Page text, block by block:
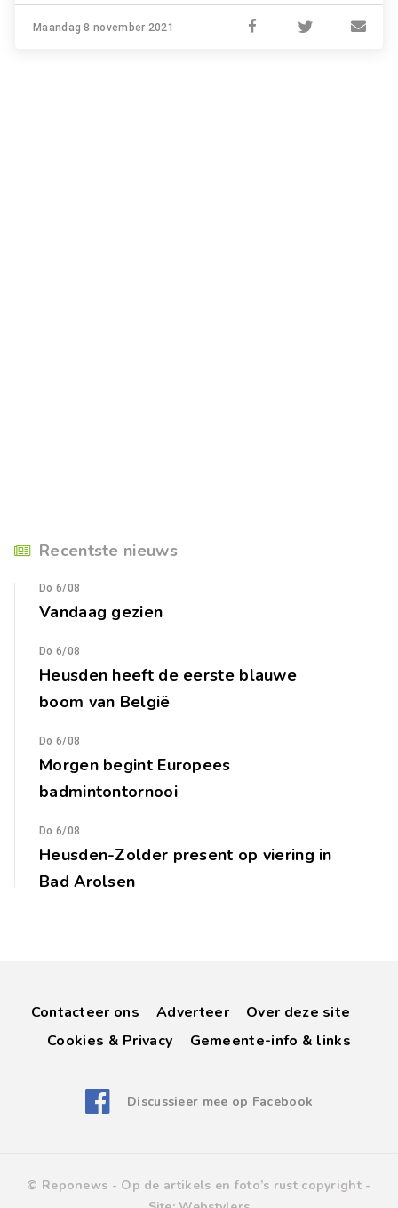
Maandag 8 november 2021
Recentste nieuws
Do 6/08
Vandaag gezien
Do 6/08
Heusden heeft de eerste blauwe
boom van België
Do 6/08
Morgen begint Europees
badmintontornooi
Do 6/08
Heusden-Zolder present op viering in
Bad Arolsen
Contacteer ons Adverteer
Over deze site
Cookies & Privacy
Gemeente-info & links
Discussieer mee op Facebook
© Reponews - Op de artikels en foto’s rust copyright -